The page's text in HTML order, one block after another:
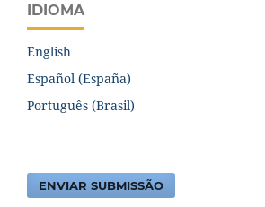
IDIOMA
English
Español (España)
Português (Brasil)
ENVIAR SUBMISSÃO